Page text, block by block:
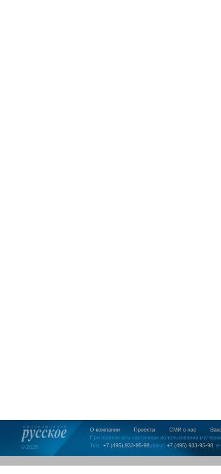
© 2026
О компании Проекты СМИ о нас
При полном или частичном использовании
Тел.: +7 (495) 933-95-98, факс: +7 (495) 933-95-98,